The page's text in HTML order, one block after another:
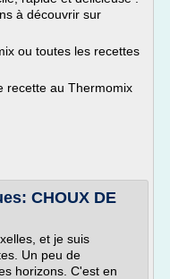
à découvrir sur
ou toutes les recettes
recette au Thermomix
CHOUX DE
et je suis
Un peu de
horizons. C'est en